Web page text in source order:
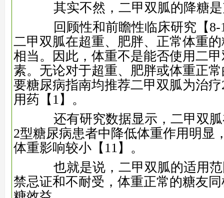
其实不然，二甲双胍的降糖是
回顾性和前瞻性临床研究 【
二甲双胍在超重、肥胖、正常体重
相当。因此，体重不是能否使用二
素。无论对于超重、肥胖或体重正
要糖尿病指南均推荐二甲双胍为治
用药 【1】 。
还有研究数据显示，二甲双胍
2型糖尿病患者中降低体重作用明显
体重影响较小 【11】 。
也就是说，二甲双胍的适用范
禁忌证和不耐受，体重正常的糖友